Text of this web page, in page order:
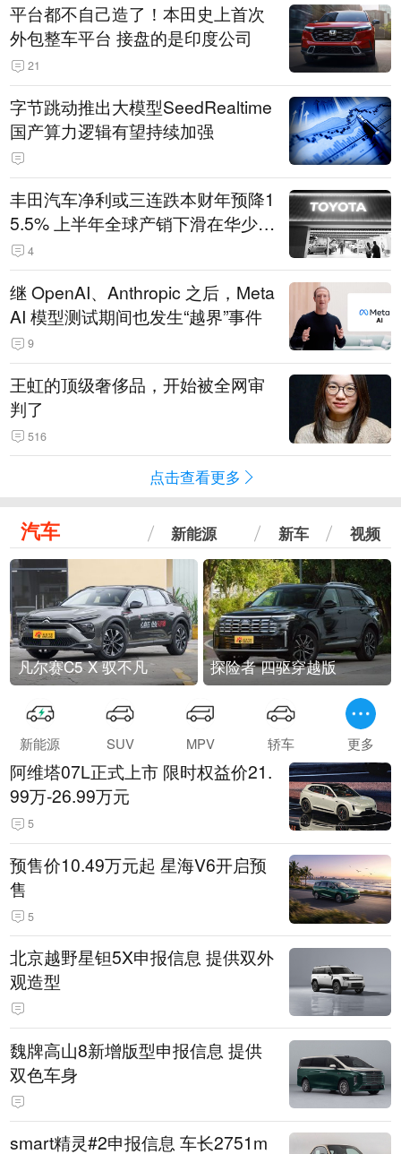
平台都不自己造了！本田史上首次
外包整车平台 接盘的是印度公司
21
字节跳动推出大模型SeedRealtime
国产算力逻辑有望持续加强
丰田汽车净利或三连跌本财年预降1
5.5% 上半年全球产销下滑在华少卖
14.3万辆
4
继 OpenAI、Anthropic 之后，Meta
AI 模型测试期间也发生“越界”事件
9
王虹的顶级奢侈品，开始被全网审
判了
516
点击查看更多
汽车 新能源 新车 视频
凡尔赛C5 X 驭不凡 探险者 四驱穿越版
新能源 SUV MPV 轿车 更多
阿维塔07L正式上市 限时权益价21.
99万-26.99万元
5
预售价10.49万元起 星海V6开启预
售
5
北京越野星钽5X申报信息 提供双外
观造型
魏牌高山8新增版型申报信息 提供
双色车身
smart精灵#2申报信息 车长2751m